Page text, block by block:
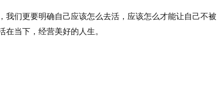
们更要明确自己应该怎么去活，应该怎么才能让自己不被
当下，经营美好的人生。